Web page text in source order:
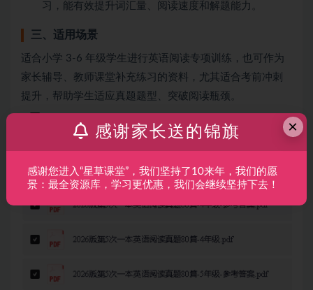
习，能有效提升词汇量、阅读速度和解题能力。
三、适用场景
适合小学 3-6 年级学生进行英语阅读专项训练，也可作为
家长辅导、教师课堂补充练习的资料，尤其适合考前冲刺
提升，帮助学生适应真题题型、突破阅读瓶颈。
×
感谢家长送的锦旗
感谢您进入“星草课堂”，我们坚持了10来年，我们的愿
景：最全资源库，学习更优惠，我们会继续坚持下去！